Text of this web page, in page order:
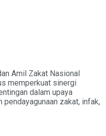
Amil Zakat Nasional
memperkuat sinergi
dalam upaya
pendayagunaan zakat, infak,